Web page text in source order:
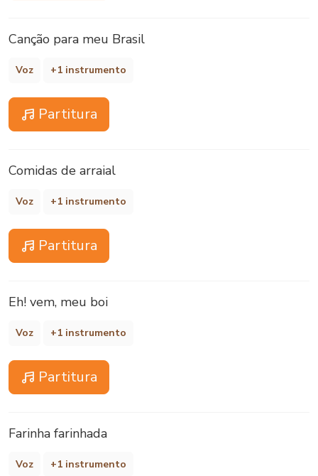
Canção para meu Brasil
Voz +1 instrumento
Partitura
Comidas de arraial
Voz +1 instrumento
Partitura
Eh! vem, meu boi
Voz +1 instrumento
Partitura
Farinha farinhada
Voz +1 instrumento